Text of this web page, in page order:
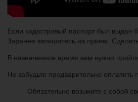
Если кадастровый паспорт был выдан
Заранее запишитесь на прием.
В назначенное время вам нужно
Не забудьте предварительно
Обязательно возьмите с собой